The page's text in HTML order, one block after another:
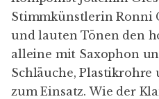
Stimmkünstlerin Ronni
und lauten Tönen den
alleine mit Saxophon
Schläuche, Plastikrohre
zum Einsatz. Wie der